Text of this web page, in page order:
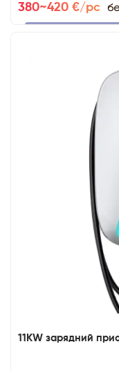
380~420 €/pc
11KW зарядний